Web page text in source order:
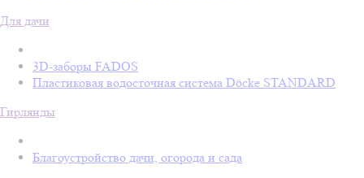
Для дачи
3D-заборы FADOS
Пластиковая водосточная система Döcke STANDARD
Гирлянды
Благоустройство дачи, огорода и сада